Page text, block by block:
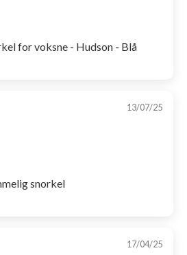
rundt, så den passer
alle EU krav, i
Semi-dry snorkel til voksen får
for voksne - Hudson - Blå
13/07/25
snorkel
17/04/25